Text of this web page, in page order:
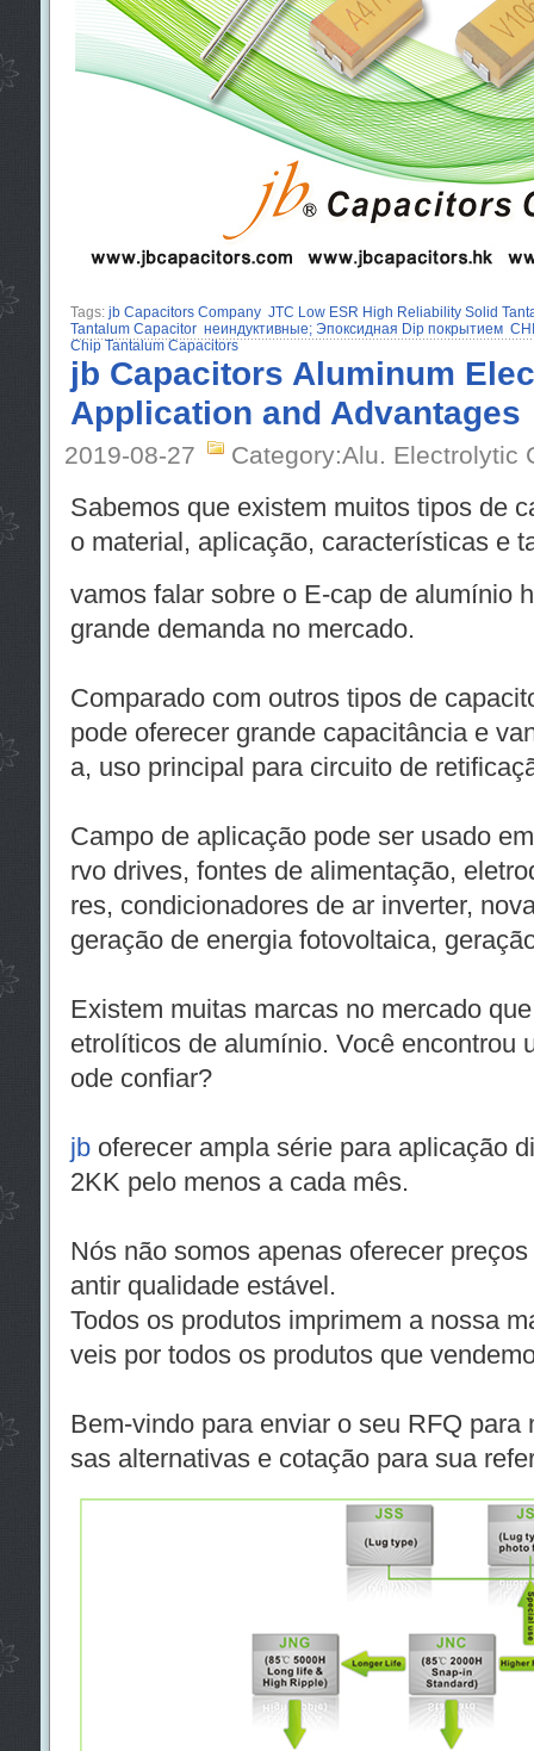
Tags: jb Capacitors Company JTC Low ESR High Reliability Solid
Tantalum Capacitor неиндуктивные; Эпоксидная Dip покрытием
Chip Tantalum Capacitors
jb Capacitors Aluminum
Application and Advantages
2019-08-27 Category:Alu. Electrolytic
Sabemos que existem muitos tipos de
o material, aplicação, características e
vamos falar sobre o E-cap de alumínio
grande demanda no mercado.
Comparado com outros tipos de
pode oferecer grande capacitância e
a, uso principal para circuito de
Campo de aplicação pode ser usado
rvo drives, fontes de alimentação,
res, condicionadores de ar inverter,
geração de energia fotovoltaica,
Existem muitas marcas no mercado
etrolíticos de alumínio. Você encontrou
ode confiar?
jboferecer ampla série para aplicação
2KK pelo menos a cada mês.
Nós não somos apenas oferecer
antir qualidade estável.
Todos os produtos imprimem a nossa
veis ​​por todos os produtos que
Bem-vindo para enviar o seu RFQ para
sas alternativas e cotação para sua